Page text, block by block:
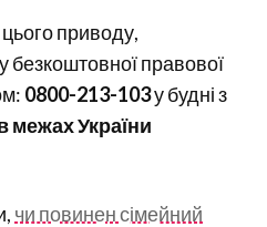
приводу,
безкоштовної правової
0800-213-103у будні з
межах України
чи повинен сімейний